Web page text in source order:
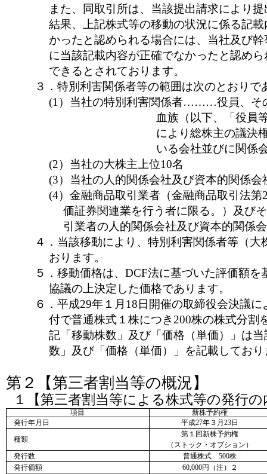
また、同取引所は、当該提出請求により
結果、上記株式等の移動の状況に係る記
かったと認められる場合には、当社及び
に当該記載内容が正確でなかったと認め
できるとされております。
３．特別利害関係者等の範囲は次のとおりで
(1）当社の特別利害関係者………役員、そ
血族（以下、「役員
により総株主の議決
いる会社並びに関係
(2）当社の大株主上位10名
(3）当社の人的関係会社及び資本的関係
(4）金融商品取引業者（金融商品取引法第
価証券関連業を行う者に限る。）及び
引業者の人的関係会社及び資本的関係
４．当該移動により、特別利害関係者等（大
おります。
５．移動価格は、 DCF法に基づいた評価額を
協議の上決定した価格であります。
６．平成29年１月18日開催の取締役会決議
付で普通株式１株につき200株の株式分割
記「移動株数」及び「価格（単価）」は
数」及び「価格（単価）」を記載しており
第２【第三者割当等の概況】
１【第三者割当等による株式等の発行の
項目
新株予約権
発行年月日
平成27年３月23日
種類
第１回新株予約権
（ストック・オプション）
発行数
普通株式 500株
発行価額
60,000円（注）２